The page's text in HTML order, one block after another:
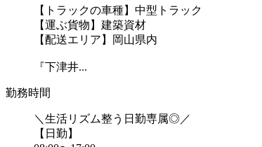
【トラックの車種】中型トラック
【運ぶ貨物】建築資材
【配送エリア】岡山県内
『下津井...
勤務時間
＼生活リズム整う日勤専属◎／
【日勤】